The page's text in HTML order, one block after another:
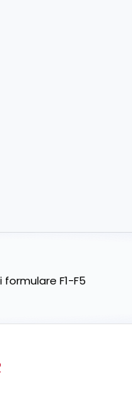
F1-F5